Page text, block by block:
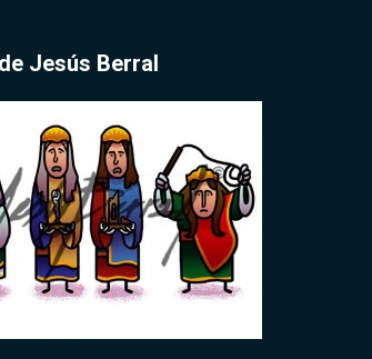
Jesús Berral